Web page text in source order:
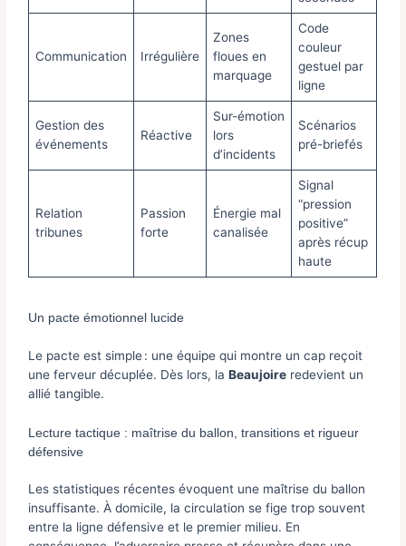
Communication Irrégulière
Zones
floues en
marquage
Code
couleur
gestuel par
ligne
Gestion des
événements
Réactive
Sur-émotion
lors
d’incidents
Scénarios
pré-briefés
Relation
tribunes
Passion
forte
Énergie mal
canalisée
Signal
“pression
positive”
après récup
haute
Un pacte émotionnel lucide
Le pacte est simple : une équipe qui montre un cap reçoit
une ferveur décuplée. Dès lors, laBeaujoire redevient un
allié tangible.
Lecture tactique : maîtrise du ballon, transitions et rigueur
défensive
Les statistiques récentes évoquent une maîtrise du ballon
insuffisante. À domicile, la circulation se fige trop souvent
entre la ligne défensive et le premier milieu. En